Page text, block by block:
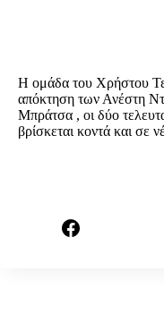
Η ομάδα του Χρήστου
απόκτηση των Ανέστη
Μπράτσα , οι δύο
βρίσκεται κοντά και σε